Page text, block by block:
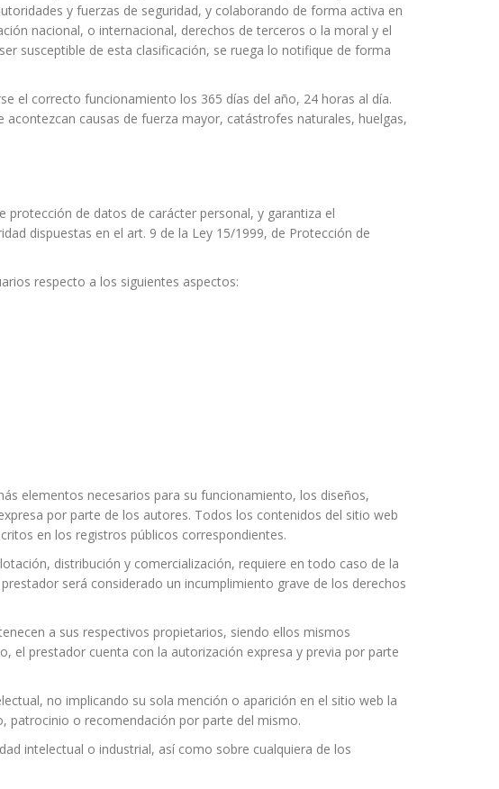
y fuerzas de seguridad, y colaborando de forma activa en
nacional, o internacional, derechos de terceros o la moral y el
susceptible de esta clasificación, se ruega lo notifique de forma
el correcto funcionamiento los 365 días del año, 24 horas al día.
causas de fuerza mayor, catástrofes naturales, huelgas,
de datos de carácter personal, y garantiza el
dispuestas en el art. 9 de la Ley 15/1999, de Protección de
respecto a los siguientes aspectos:
elementos necesarios para su funcionamiento, los diseños,
por parte de los autores. Todos los contenidos del sitio web
en los registros públicos correspondientes.
distribución y comercialización, requiere en todo caso de la
será considerado un incumplimiento grave de los derechos
a sus respectivos propietarios, siendo ellos mismos
el prestador cuenta con la autorización expresa y previa por parte
no implicando su sola mención o aparición en el sitio web la
patrocinio o recomendación por parte del mismo.
intelectual o industrial, así como sobre cualquiera de los